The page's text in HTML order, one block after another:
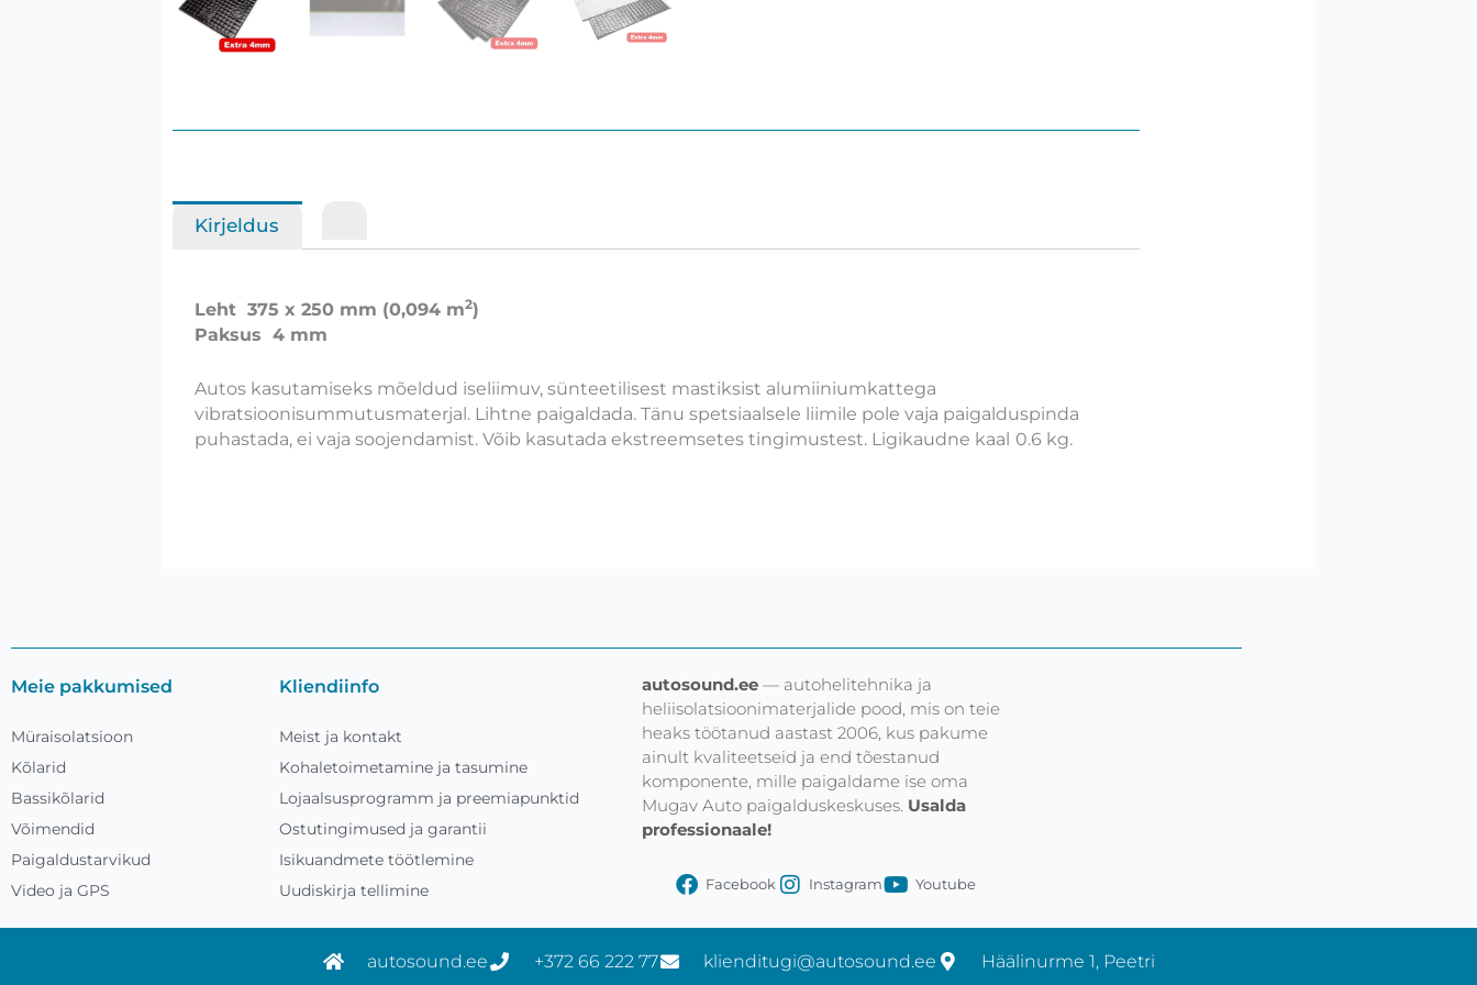
Kirjeldus
Leht 375 x 250 mm (0,094 m2)
Paksus 4 mm
Autos kasutamiseks mõeldud iseliimuv, sünteetilisest mastiksist alumiiniumkattega
vibratsioonisummutusmaterjal. Lihtne paigaldada. Tänu spetsiaalsele liimile pole vaja paigalduspinda
puhastada, ei vaja soojendamist. Võib kasutada ekstreemsetes tingimustest. Ligikaudne kaal 0.6 kg.
Meie pakkumised
Müraisolatsioon
Kõlarid
Bassikõlarid
Võimendid
Paigaldustarvikud
Video ja GPS
Kliendiinfo
Meist ja kontakt
Kohaletoimetamine ja tasumine
Lojaalsusprogramm ja preemiapunktid
Ostutingimused ja garantii
Isikuandmete töötlemine
Uudiskirja tellimine
autosound.ee— autohelitehnika ja
heliisolatsioonimaterjalide pood, mis on teie
heaks töötanud aastast 2006, kus pakume
ainult kvaliteetseid ja end tõestanud
komponente, mille paigaldame ise oma
Mugav Auto paigalduskeskuses. Usalda
professionaale!
Facebook Instagram Youtube
autosound.ee +372 66 222 77 klienditugi@autosound.ee Häälinurme 1, Peetri